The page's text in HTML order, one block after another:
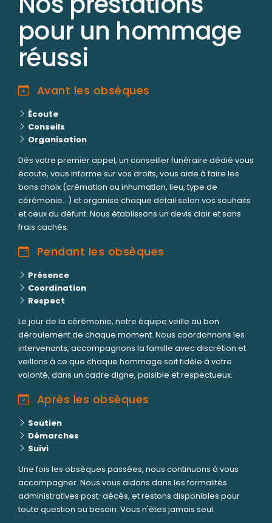
pour un hommage
réussi
Avant les obsèques
Écoute
Conseils
Organisation
Dès votre premier appel, un conseiller funéraire dédié vous
écoute, vous informe sur vos droits, vous aide à faire les
bons choix (crémation ou inhumation, lieu, type de
cérémonie...) et organise chaque détail selon vos souhaits
et ceux du défunt. Nous établissons un devis clair et sans
frais cachés.
Pendant les obsèques
Présence
Coordination
Respect
Le jour de la cérémonie, notre équipe veille au bon
déroulement de chaque moment. Nous coordonnons les
intervenants, accompagnons la famille avec discrétion et
veillons à ce que chaque hommage soit fidèle à votre
volonté, dans un cadre digne, paisible et respectueux.
Après les obsèques
Soutien
Démarches
Suivi
Une fois les obsèques passées, nous continuons à vous
accompagner. Nous vous aidons dans les formalités
administratives post-décès, et restons disponibles pour
toute question ou besoin. Vous n'êtes jamais seul.